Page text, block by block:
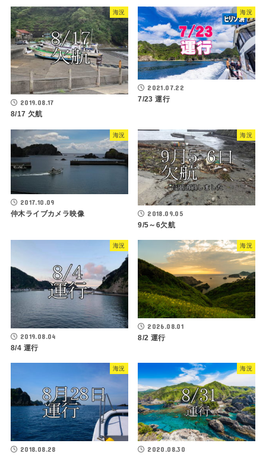
海況
2019.08.17
8/17 欠航
海況
2021.07.22
7/23 運行
海況
2017.10.09
仲木ライブカメラ映像
海況
2018.09.05
9/5～6欠航
海況
2019.08.04
8/4 運行
海況
2026.08.01
8/2 運行
海況
2018.08.28
海況
2020.08.30